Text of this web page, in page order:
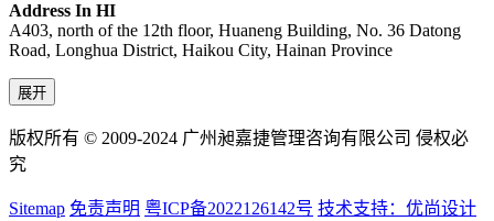
Address In HI
A403, north of the 12th floor, Huaneng Building, No. 36 Datong
Road, Longhua District, Haikou City, Hainan Province
展开
版权所有 © 2009-2024 广州昶嘉捷管理咨询有限公司 侵权必
究
Sitemap 免责声明 粤ICP备2022126142号 技术支持：优尚设计